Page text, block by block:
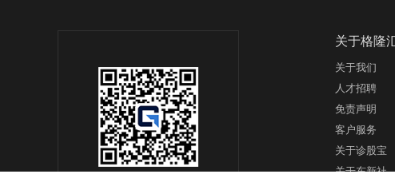
关于格隆
关于我们
人才招聘
免责声明
客户服务
关于诊股宝
关于东新社